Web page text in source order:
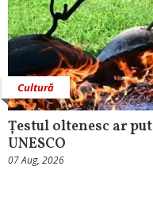
Cultură
Țestul oltenesc ar
UNESCO
07 Aug, 2026